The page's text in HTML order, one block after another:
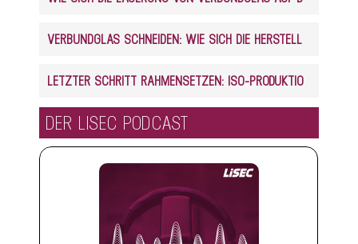
VERBUNDGLAS SCHNEIDEN: WIE SICH DIE HERSTELLUNG AUF DEN ZUSCHNITT AUSWIRKT
DER LISEC PODCAST